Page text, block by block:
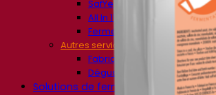
SafYeast™
All In 1™
Fermentis Academy™
Autres services
Fabrication à façon
Dégustations de boissons
Solutions de fermentation